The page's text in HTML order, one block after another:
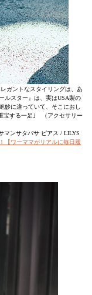
ガントなスタイリングは、あ
ルスター』は、実はUSA製の
妙に違っていて、そこにおし
宝する一足｣ （アクセサリー
マンサタバサ ピアス / LILYS
【ワーママがリアルに毎日履